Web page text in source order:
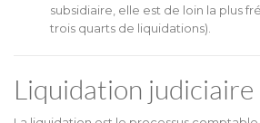
subsidiaire, elle est de loin la plus
trois quarts de liquidations).
Liquidation judiciaire